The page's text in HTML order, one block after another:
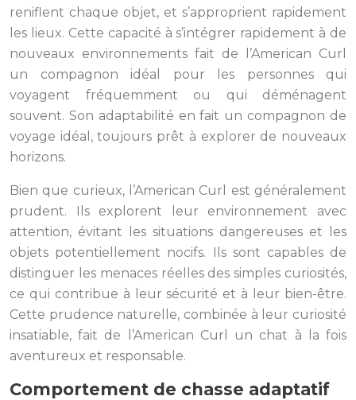
reniflent chaque objet, et s’approprient rapidement
les lieux. Cette capacité à s’intégrer rapidement à de
nouveaux environnements fait de l’American Curl
un compagnon idéal pour les personnes qui
voyagent fréquemment ou qui déménagent
souvent. Son adaptabilité en fait un compagnon de
voyage idéal, toujours prêt à explorer de nouveaux
horizons.
Bien que curieux, l’American Curl est généralement
prudent. Ils explorent leur environnement avec
attention, évitant les situations dangereuses et les
objets potentiellement nocifs. Ils sont capables de
distinguer les menaces réelles des simples curiosités,
ce qui contribue à leur sécurité et à leur bien-être.
Cette prudence naturelle, combinée à leur curiosité
insatiable, fait de l’American Curl un chat à la fois
aventureux et responsable.
Comportement de chasse adaptatif